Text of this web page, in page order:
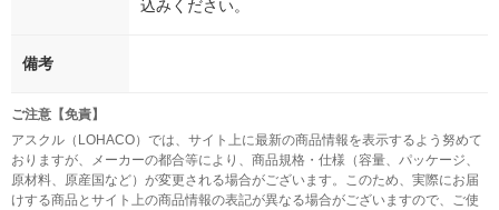
込みください。
備考
ご注意【免責】
アスクル（LOHACO）では、サイト上に最新の商品情報を表示するよう努めて
おりますが、メーカーの都合等により、商品規格・仕様（容量、パッケージ、
原材料、原産国など）が変更される場合がございます。このため、実際にお届
けする商品とサイト上の商品情報の表記が異なる場合がございますので、ご使